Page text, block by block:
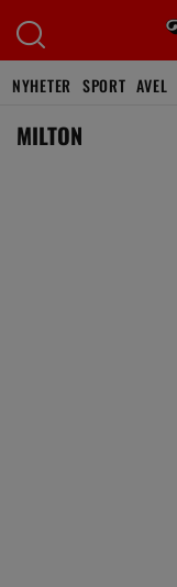
NYHETER SPORT AVEL
MILTON